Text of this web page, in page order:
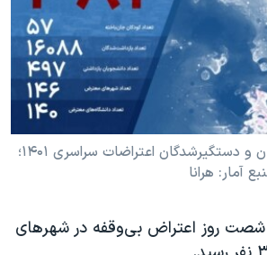
آمریکا ۲۰۲۴
به اسرائیل
آزادی
آخرین آمار جان‌باختگان و دستگیرشدگان‌ اعتراضات سراسری ۱۴۰۱؛
آمار: هرانا
شصت روز اعتراض بی‌وقفه در شهرهای